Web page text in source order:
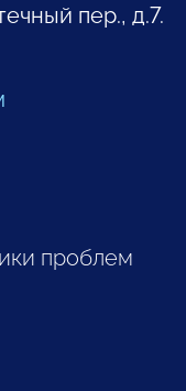
пер., д.7.
проблем